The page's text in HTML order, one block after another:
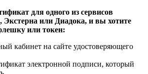
для одного из сервисов
Экстерна или Диадока, и вы хотите
или токен:
кабинет на сайте удостоверяющего
электронной подписи, который